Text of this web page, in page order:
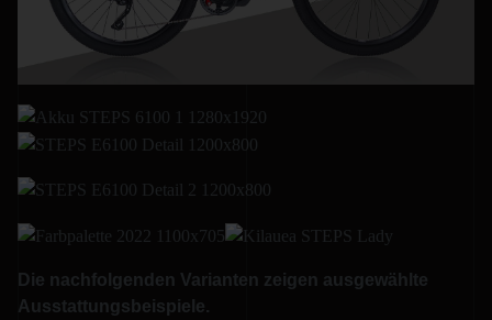
Die nachfolgenden Varianten zeigen ausgewählte
Ausstattungsbeispiele.